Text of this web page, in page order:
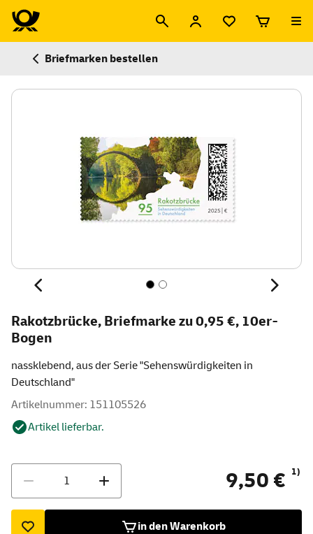
Briefmarken bestellen
Rakotzbrücke, Briefmarke zu 0,95 €, 10er-
Bogen
nassklebend, aus der Serie "Sehenswürdigkeiten in
Deutschland"
Artikelnummer: 151105526
Artikel lieferbar.
9,50 € 1)
in den Warenkorb